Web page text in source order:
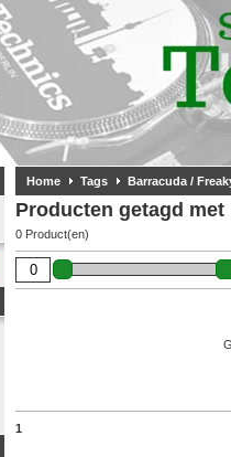
Home Tags Barracuda /
Producten getagd
0 Product(en)
1